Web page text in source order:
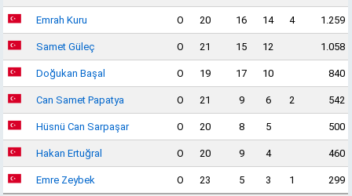
Emrah Kuru O 20 16 14 4 1.259
Samet Güleç O 21 15 12 1.058
Doğukan Başal O 19 17 10 840
Can Samet Papatya O 21 9 6 2 542
Hüsnü Can Sarpaşar O 20 8 5 500
Hakan Ertuğral O 20 9 4 460
Emre Zeybek O 23 5 3 1 299